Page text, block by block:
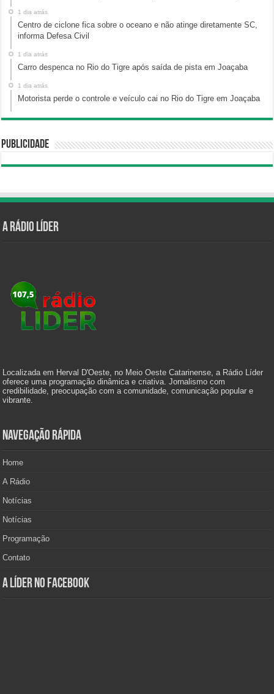
1 dia atrás
Centro de ciclone fica sobre o oceano e não atinge diretamente SC,
informa Defesa Civil
1 dia atrás
Carro despenca no Rio do Tigre após saída de pista em Joaçaba
1 dia atrás
Motorista perde o controle e veículo cai no Rio do Tigre em Joaçaba
Publicidade
A Rádio Líder
Localizada em Herval D'Oeste, no Meio Oeste Catarinense, a Rádio Líder
oferece uma programação dinâmica e criativa. Jornalismo com
credibilidade, preocupação com a comunidade, comunicação popular e
vibrante.
Navegação Rápida
Home
A Rádio
Notícias
Notícias
Programação
Contato
A Líder no Facebook